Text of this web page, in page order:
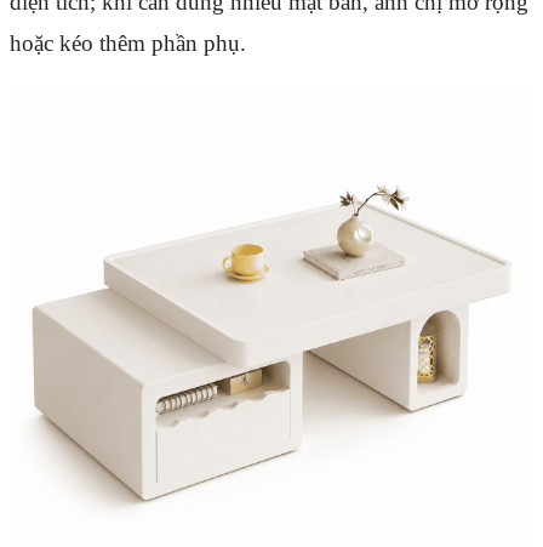
hoặc kéo thêm phần phụ.